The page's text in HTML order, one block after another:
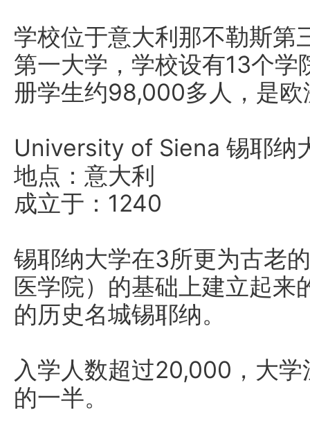
学校位于意大利那不勒斯第
第一大学，学校设有13个
册学生约98,000多人，是
University of Siena 锡耶纳
地点：意大利
成立于：1240
锡耶纳大学在3所更为古老
医学院）的基础上建立起来
的历史名城锡耶纳。
入学人数超过20,000，大
的一半。